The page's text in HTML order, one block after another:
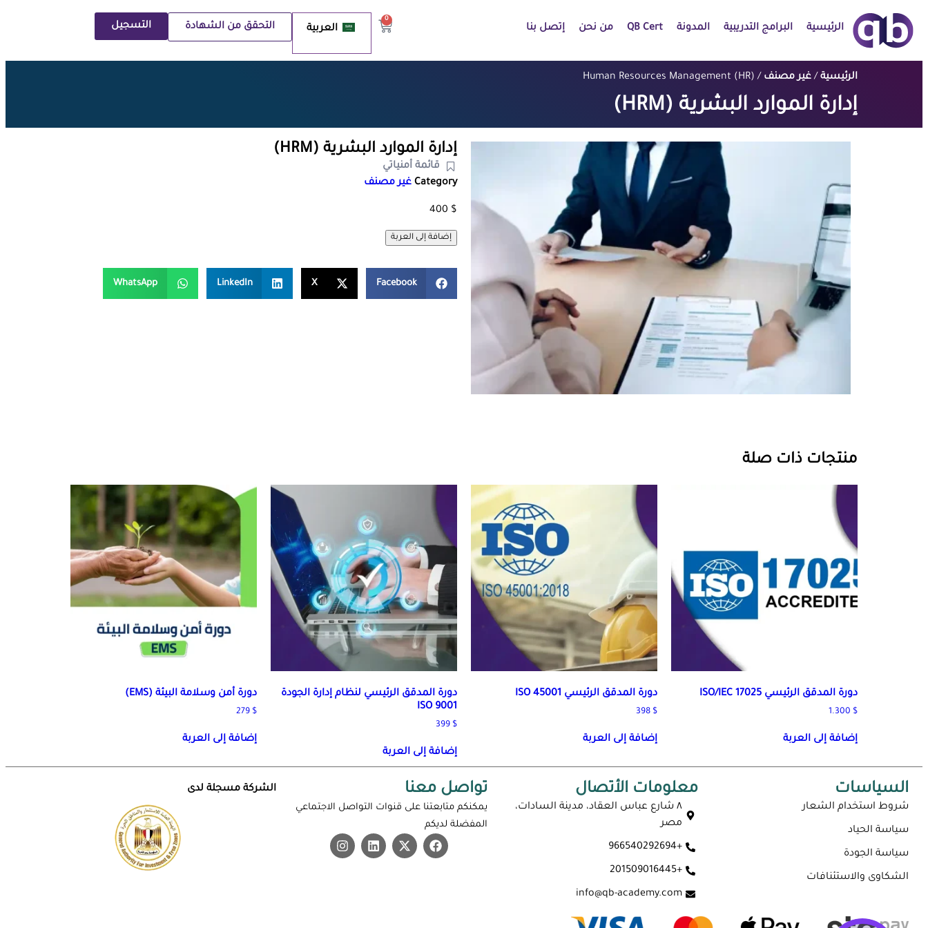
الرئيسية البرامج التدريبية المدونة QB Cert من نحن إتصل بنا
0
العربية التحقق من الشهادة التسجيل
الرئيسية /غير مصنف / Human Resources Management (HR)
إدارة الموارد البشرية (HRM)
إدارة الموارد البشرية (HRM)
قائمة أمنياتي
Category غير مصنف
400 $
إضافة إلى العربة
Facebook
X
LinkedIn
WhatsApp
منتجات ذات صلة
دورة المدقق الرئيسي ISO/IEC 17025
1.300 $
إضافة إلى العربة
دورة المدقق الرئيسي ISO 45001
398 $
إضافة إلى العربة
دورة المدقق الرئيسي لنظام إدارة الجودة
ISO 9001
399 $
إضافة إلى العربة
دورة أمن وسلامة البيئة (EMS)
279 $
إضافة إلى العربة
السياسات
شروط استخدام الشعار
سياسة الحياد
سياسة الجودة
الشكاوى والاستئنافات
معلومات الأتصال
٨ شارع عباس العقاد، مدينة السادات،
مصر
+966540292694
+201509016445
info@qb-academy.com
تواصل معنا
يمكنكم متابعتنا على قنوات التواصل الاجتماعي
المفضلة لديكم
الشركة مسجلة لدى